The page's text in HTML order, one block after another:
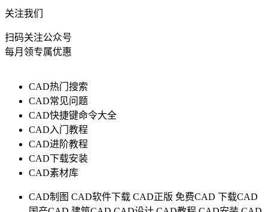
关注我们
扫码关注公众号
每月领专属优惠
CAD热门搜索
CAD常见问题
CAD快捷键命令大全
CAD入门教程
CAD进阶教程
CAD下载安装
CAD素材库
CAD制图 CAD软件下载 CAD正版 免费CAD 下载CAD